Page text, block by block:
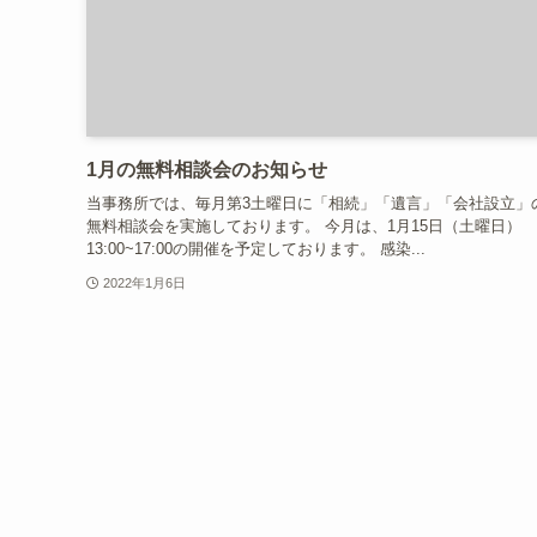
1月の無料相談会のお知らせ
当事務所では、毎月第3土曜日に「相続」「遺言」「会社設立」
無料相談会を実施しております。 今月は、1月15日（土曜日）
13:00~17:00の開催を予定しております。 感染...
2022年1月6日